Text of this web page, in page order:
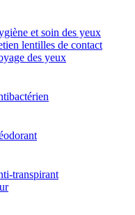
et soin des yeux
lentilles de contact
des yeux
transpirant